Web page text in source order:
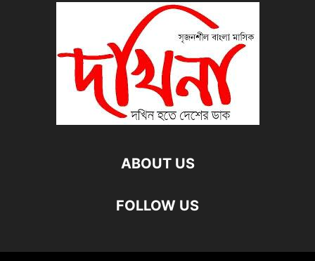
ABOUT US
FOLLOW US